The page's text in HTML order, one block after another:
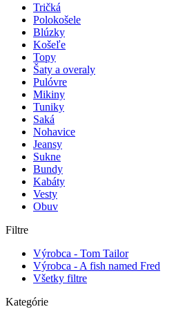
Tričká
Polokošele
Blúzky
Košeľe
Topy
Šaty a overaly
Pulóvre
Mikiny
Tuniky
Saká
Nohavice
Jeansy
Sukne
Bundy
Kabáty
Vesty
Obuv
Filtre
Výrobca - Tom Tailor
Výrobca - A fish named Fred
Všetky filtre
Kategórie